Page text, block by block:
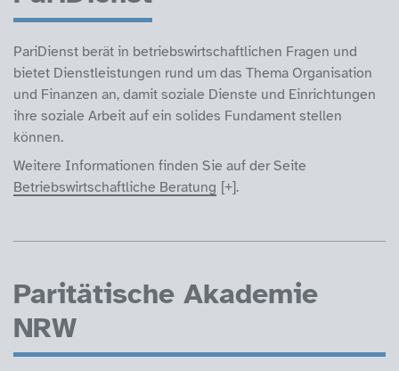
PariDienst berät in betriebswirtschaftlichen Fragen und
bietet Dienstleistungen rund um das Thema Organisation
und Finanzen an, damit soziale Dienste und Einrichtungen
ihre soziale Arbeit auf ein solides Fundament stellen
können.
Weitere Informationen finden Sie auf der Seite
Betriebswirtschaftliche Beratung
.
Paritätische Akademie
NRW